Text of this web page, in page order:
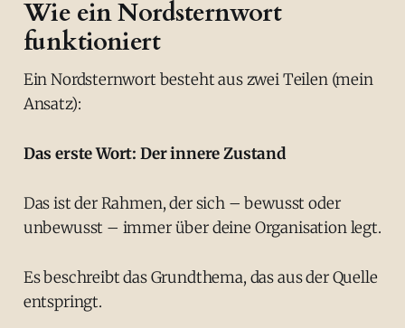
Wie ein Nordsternwort
funktioniert
Ein Nordsternwort besteht aus zwei Teilen (mein
Ansatz):
Das erste Wort: Der innere Zustand
Das ist der Rahmen, der sich – bewusst oder
unbewusst – immer über deine Organisation legt.
Es beschreibt das Grundthema, das aus der Quelle
entspringt.